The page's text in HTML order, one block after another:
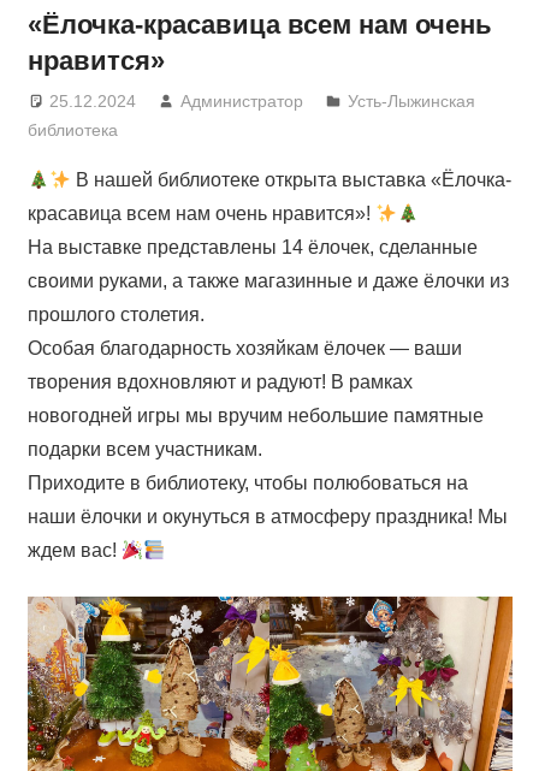
«Ёлочка-красавица всем нам очень
нравится»
25.12.2024 Администратор
Усть-Лыжинская
библиотека
В нашей библиотеке открыта выставка «Ёлочка-
красавица всем нам очень нравится»!
На выставке представлены 14 ёлочек, сделанные
своими руками, а также магазинные и даже ёлочки из
прошлого столетия.
Особая благодарность хозяйкам ёлочек — ваши
творения вдохновляют и радуют! В рамках
новогодней игры мы вручим небольшие памятные
подарки всем участникам.
Приходите в библиотеку, чтобы полюбоваться на
наши ёлочки и окунуться в атмосферу праздника! Мы
ждем вас!